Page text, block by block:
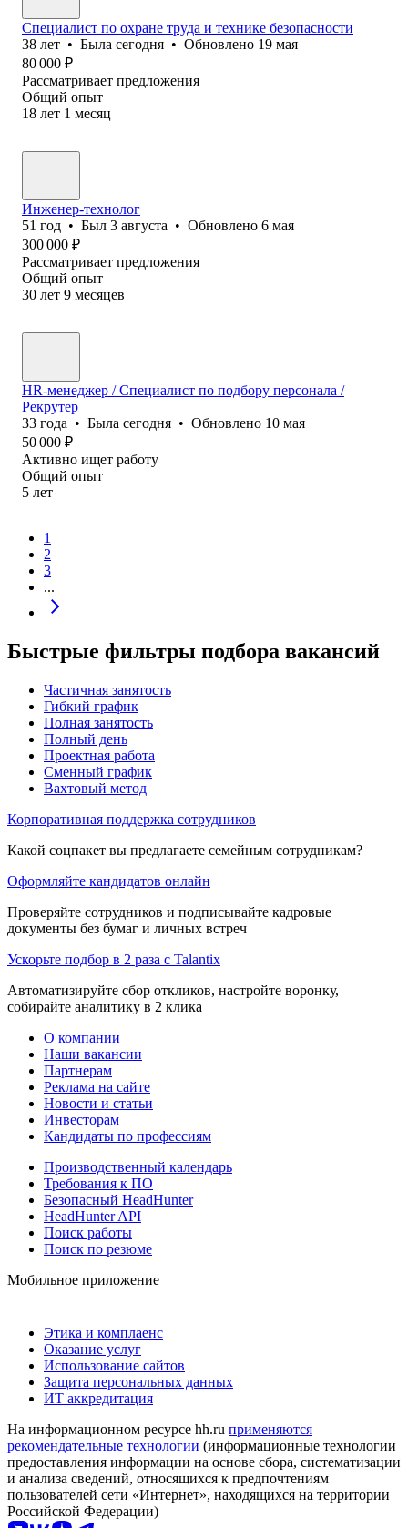
Специалист по охране труда и технике безопасности
38 лет • Была сегодня • Обновлено 19 мая
80 000 ₽
Рассматривает предложения
Общий опыт
18 лет 1 месяц
Инженер-технолог
51 год • Был 3 августа • Обновлено 6 мая
300 000 ₽
Рассматривает предложения
Общий опыт
30 лет 9 месяцев
HR-менеджер / Специалист по подбору персонала /
Рекрутер
33 года • Была сегодня • Обновлено 10 мая
50 000 ₽
Активно ищет работу
Общий опыт
5 лет
1
2
3
...
Быстрые фильтры подбора вакансий
Частичная занятость
Гибкий график
Полная занятость
Полный день
Проектная работа
Сменный график
Вахтовый метод
Корпоративная поддержка сотрудников
Какой соцпакет вы предлагаете семейным сотрудникам?
Оформляйте кандидатов онлайн
Проверяйте сотрудников и подписывайте кадровые
документы без бумаг и личных встреч
Ускорьте подбор в 2 раза с Talantix
Автоматизируйте сбор откликов, настройте воронку,
собирайте аналитику в 2 клика
О компании
Наши вакансии
Партнерам
Реклама на сайте
Новости и статьи
Инвесторам
Кандидаты по профессиям
Производственный календарь
Требования к ПО
Безопасный HeadHunter
HeadHunter API
Поиск работы
Поиск по резюме
Мобильное приложение
Этика и комплаенс
Оказание услуг
Использование сайтов
Защита персональных данных
ИТ аккредитация
На информационном ресурсе hh.ru применяются
рекомендательные технологии (информационные технологии
предоставления информации на основе сбора, систематизации
и анализа сведений, относящихся к предпочтениям
пользователей сети «Интернет», находящихся на территории
Российской Федерации)